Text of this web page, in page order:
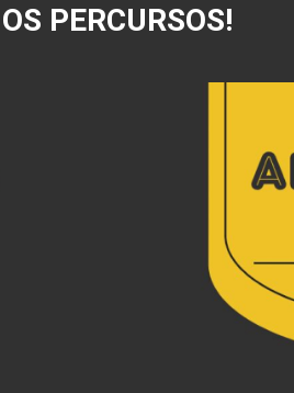
PERCURSOS!